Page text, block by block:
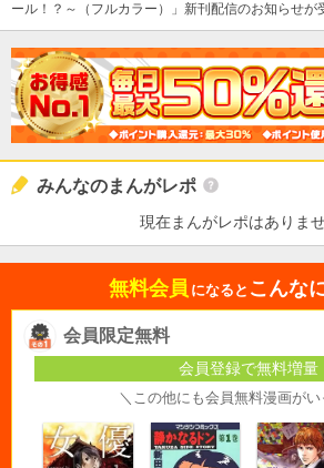
ール！？～（フルカラー）」新刊配信のお知らせが
みんなのまんがレポ
現在まんがレポはありませ
無料会員 になると こんな
会員限定無料
会員登録で無料増量
＼この他にも会員無料漫画がい